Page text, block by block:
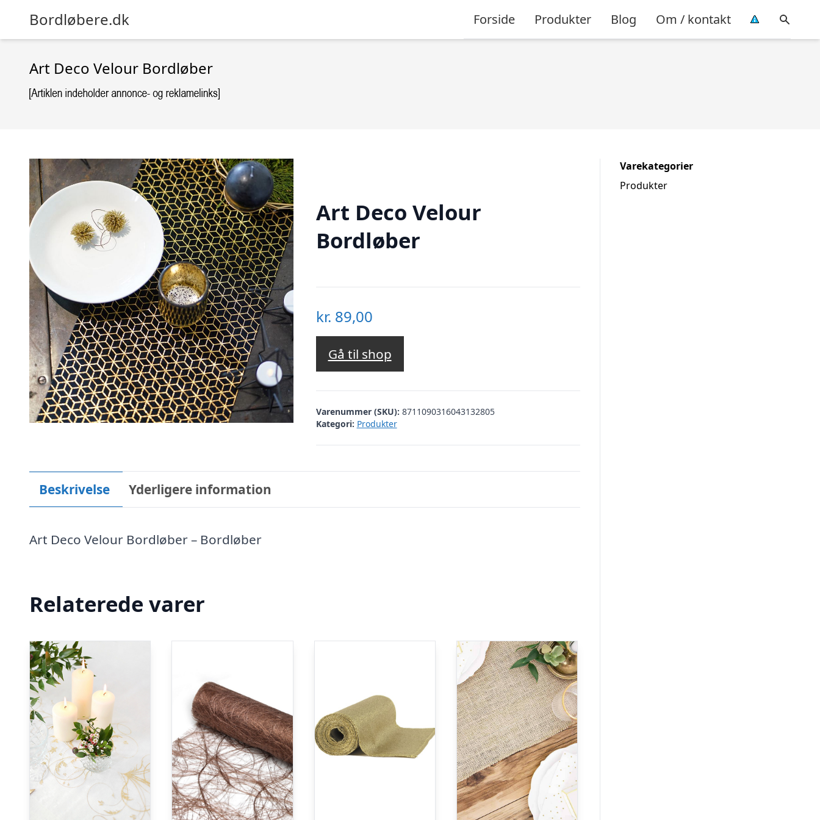
Bordløbere.dk Forside Produkter Blog Om / kontakt
Art Deco Velour Bordløber
Art Deco Velour
Bordløber
kr. 89,00
Gå til shop
Varenummer (SKU): 8711090316043132805
Kategori: Produkter
Beskrivelse Yderligere information
Art Deco Velour Bordløber – Bordløber
Relaterede varer
Varekategorier
Produkter